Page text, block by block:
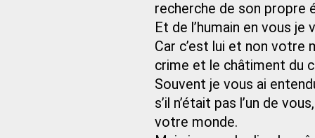
recherche de son propre
Et de l’humain en vous
Car c’est lui et non votre
crime et le châtiment du
Souvent je vous ai
s’il n’était pas l’un de
votre monde.